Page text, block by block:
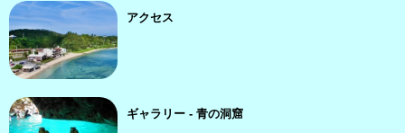
アクセス
ギャラリー - 青の洞窟